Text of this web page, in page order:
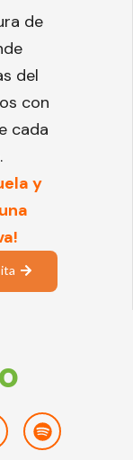
de
del
con
cada
y
Spotify